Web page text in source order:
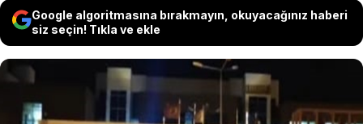
Google algoritmasına bırakmayın, okuyacağınız haberi
siz seçin! Tıkla ve ekle